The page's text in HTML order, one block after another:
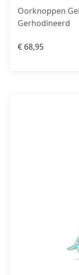
Oorknoppen
Gerhodineerd
€ 68,95